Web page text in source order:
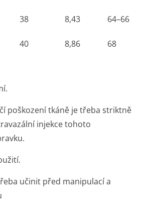
38 8,43 64–66
40 8,86 68
poškození tkáně je třeba striktně
injekce tohoto
učinit před manipulací a